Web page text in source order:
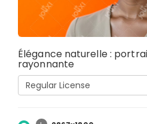
Élégance naturelle :
rayonnante